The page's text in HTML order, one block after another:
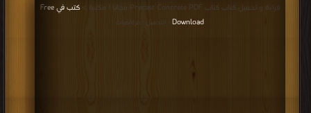
قراءة و تحميل كتاب كتاب Precast Concrete PDF مجانا | مكتبة >
كتب في Free
Download | التحميل : مرة/مرات